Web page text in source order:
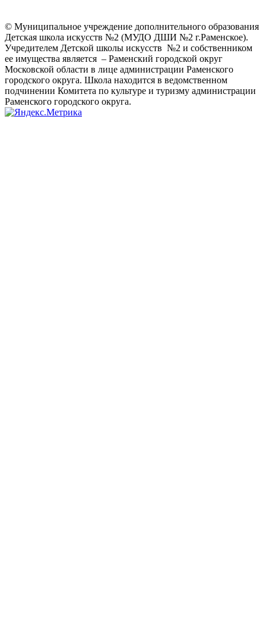
© Муниципальное учреждение дополнительного образования
Детская школа искусств №2 (МУДО ДШИ №2 г.Раменское).
Учредителем Детской школы искусств №2 и собственником
ее имущества является – Раменский городской округ
Московской области в лице администрации Раменского
городского округа. Школа находится в ведомственном
подчинении Комитета по культуре и туризму администрации
Раменского городского округа.